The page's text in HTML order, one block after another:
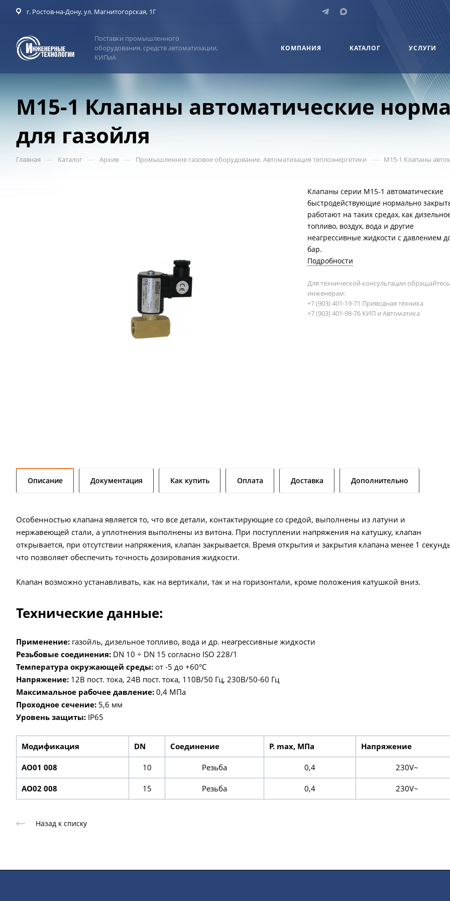
г. Ростов-на-Дону, ул. Магнитогорская, 1Г
Поставки промышленного
оборудования, средств автоматизации,
КИПиА
КОМПАНИЯ КАТАЛОГ УСЛУГИ
M15-1 Клапаны автоматические
для газойля
Главная — Каталог — Архив — Промышленное газовое оборудование. Автоматизация теплоэнергетики — M15-1 Клапаны
Клапаны серии M15-1 автоматические
быстродействующие нормально
работают на таких средах, как
топливо, воздух, вода и другие
неагрессивные жидкости с давлением
бар.
Подробности
Для технической консультации
инженерам:
+7 (903) 401-19-71 Приводная техника
+7 (903) 401-98-76 КИП и Автоматика
Описание Документация Как купить Оплата Доставка Дополнительно
Особенностью клапана является то, что все детали, контактирующие со средой, выполнены из латуни и
нержавеющей стали, а уплотнения выполнены из витона. При поступлении напряжения на катушку, клапан
открывается, при отсутствии напряжения, клапан закрывается. Время открытия и закрытия клапана менее 1
что позволяет обеспечить точность дозирования жидкости.
Клапан возможно устанавливать, как на вертикали, так и на горизонтали, кроме положения катушкой вниз.
Технические данные:
Применение: газойль, дизельное топливо, вода и др. неагрессивные жидкости
Резьбовые соединения: DN 10 ÷ DN 15 согласно ISO 228/1
Температура окружающей среды: от -5 до +60°С
Напряжение: 12В пост. тока, 24В пост. тока, 110В/50 Гц, 230В/50-60 Гц
Максимальное рабочее давление: 0,4 МПа
Проходное сечение: 5,6 мм
Уровень защиты: IP65
Модификация DN Соединение P. max, МПа Напряжение
AO01 008 10 Резьба 0,4 230V~
AO02 008 15 Резьба 0,4 230V~
Назад к списку